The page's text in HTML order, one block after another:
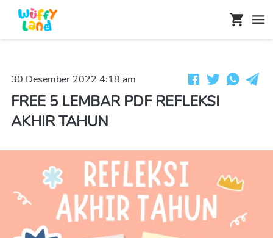
30 Desember 2022 4:18 am
FREE 5 LEMBAR PDF REFLEKSI
AKHIR TAHUN